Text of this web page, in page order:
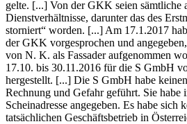
gelte. [...] Von der GKK seien sämtliche
Dienstverhältnisse, darunter das des
storniert“ worden. [...] Am 17.1.2017
der GKK vorgesprochen und
von N. K. als Fassader aufgenommen
17.10. bis 30.11.2016 für die S GmbH
hergestellt. [...] Die S GmbH habe
Rechnung und Gefahr geführt. Sie habe
Scheinadresse angegeben. Es habe sich
tatsächlichen Geschäftsbetrieb in